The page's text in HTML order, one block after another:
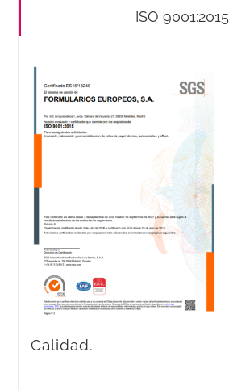
ISO 9001:2015
Calidad.